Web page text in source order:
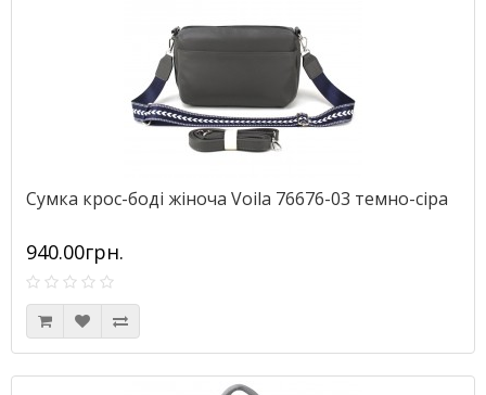
Сумка крос-боді жіноча Voila 76676-03 темно-сіра
940.00грн.